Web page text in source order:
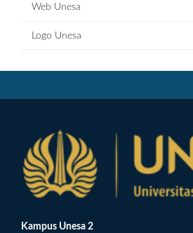
Web Unesa
Logo Unesa
Kampus Unesa 2